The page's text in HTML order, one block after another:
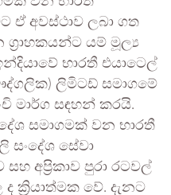
ඒ අවස්ථාව ලබා ගත
යම් මූල්‍ය
භාරතී එයාටෙල්
ලිමිටඩ් සමාගමේ
මාර්ග සඳහන් කරයි.
සමාගමක් වන භාරතී
සංදේශ සේවා
අප්‍රිකාව පුරා රටවල්
ක්‍රියාත්මක වේ. දැනට